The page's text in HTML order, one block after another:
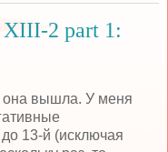
XIII-2 part 1:
она вышла. У меня
13-й (исключая